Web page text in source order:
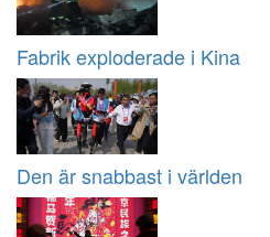
Fabrik exploderade i Kina
Den är snabbast i världen